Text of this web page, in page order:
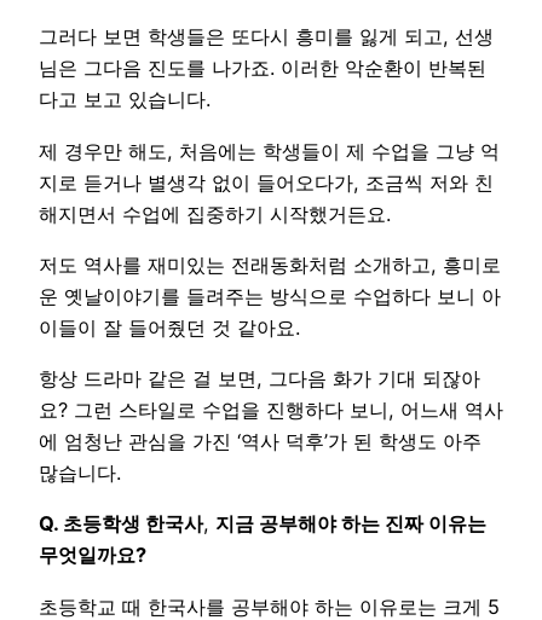
그러다 보면 학생들은 또다시 흥미를 잃게 되고, 선생
님은 그다음 진도를 나가죠. 이러한 악순환이 반복된
다고 보고 있습니다.
제 경우만 해도, 처음에는 학생들이 제 수업을 그냥 억
지로 듣거나 별생각 없이 들어오다가, 조금씩 저와 친
해지면서 수업에 집중하기 시작했거든요.
저도 역사를 재미있는 전래동화처럼 소개하고, 흥미로
운 옛날이야기를 들려주는 방식으로 수업하다 보니 아
이들이 잘 들어줬던 것 같아요.
항상 드라마 같은 걸 보면, 그다음 화가 기대 되잖아
요? 그런 스타일로 수업을 진행하다 보니, 어느새 역사
에 엄청난 관심을 가진 ‘역사 덕후’가 된 학생도 아주
많습니다.
Q. 초등학생 한국사, 지금 공부해야 하는 진짜 이유는
무엇일까요?
초등학교 때 한국사를 공부해야 하는 이유로는 크게 5